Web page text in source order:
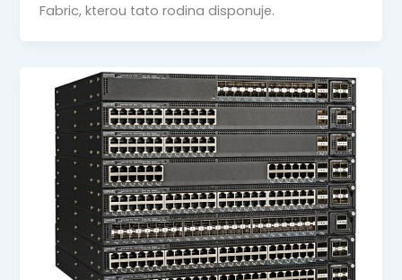
Fabric, kterou tato rodina disponuje.